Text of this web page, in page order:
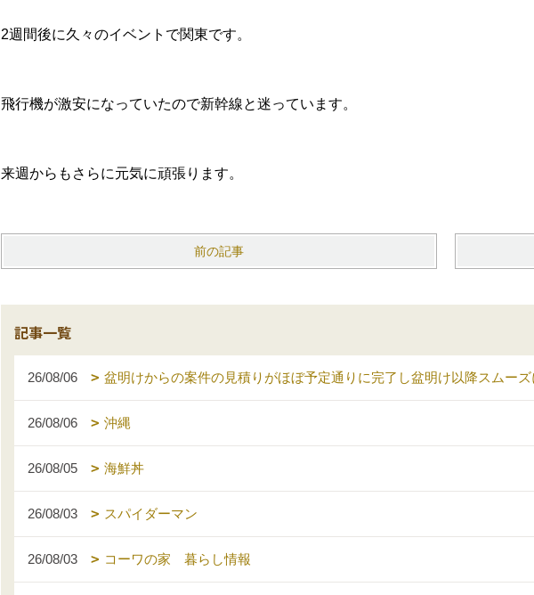
2週間後に久々のイベントで関東です。
飛行機が激安になっていたので新幹線と迷っています。
来週からもさらに元気に頑張ります。
前の記事
記事一覧
26/08/06 盆明けからの案件の見積りがほぼ予定通りに完了し盆明け以降スムー
26/08/06 沖縄
26/08/05 海鮮丼
26/08/03 スパイダーマン
26/08/03 コーワの家 暮らし情報